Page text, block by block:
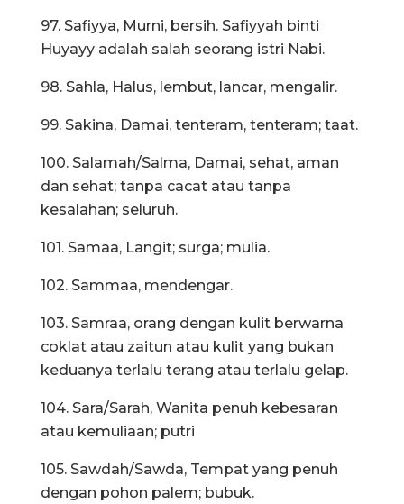
97. Safiyya, Murni, bersih. Safiyyah binti
Huyayy adalah salah seorang istri Nabi.
98. Sahla, Halus, lembut, lancar, mengalir.
99. Sakina, Damai, tenteram, tenteram; taat.
100. Salamah/Salma, Damai, sehat, aman
dan sehat; tanpa cacat atau tanpa
kesalahan; seluruh.
101. Samaa, Langit; surga; mulia.
102. Sammaa, mendengar.
103. Samraa, orang dengan kulit berwarna
coklat atau zaitun atau kulit yang bukan
keduanya terlalu terang atau terlalu gelap.
104. Sara/Sarah, Wanita penuh kebesaran
atau kemuliaan; putri
105. Sawdah/Sawda, Tempat yang penuh
dengan pohon palem; bubuk.